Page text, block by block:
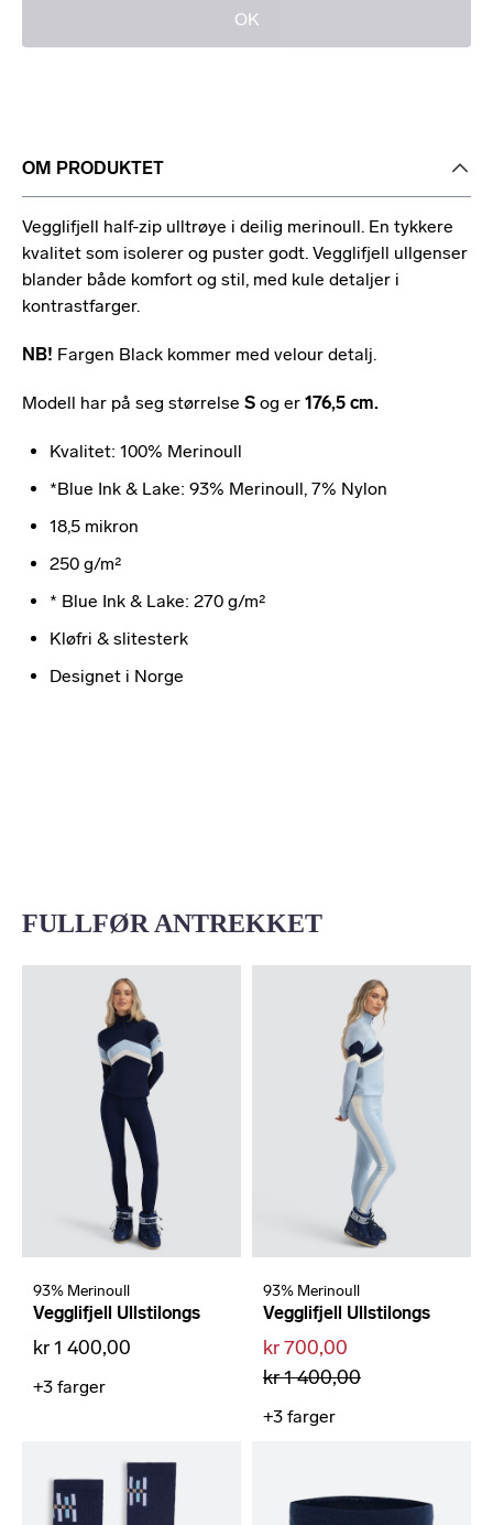
OK
OM PRODUKTET
Vegglifjell half-zip ulltrøye i deilig merinoull. En tykkere
kvalitet som isolerer og puster godt. Vegglifjell ullgenser
blander både komfort og stil, med kule detaljer i
kontrastfarger.
NB! Fargen Black kommer med velour detalj.
Modell har på seg størrelse S og er 176,5 cm.
Kvalitet: 100% Merinoull
*Blue Ink & Lake: 93% Merinoull, 7% Nylon
18,5 mikron
250 g/m²
* Blue Ink & Lake: 270 g/m²
Kløfri & slitesterk
Designet i Norge
FULLFØR ANTREKKET
93% Merinoull
Vegglifjell Ullstilongs
kr 1 400,00
+3 farger
93% Merinoull
Vegglifjell Ullstilongs
kr 700,00
kr 1 400,00
+3 farger